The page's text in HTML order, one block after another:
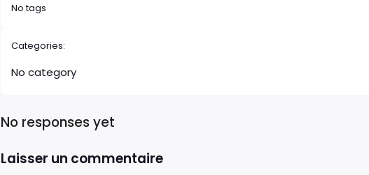
No tags
Categories:
No category
No responses yet
Laisser un commentaire